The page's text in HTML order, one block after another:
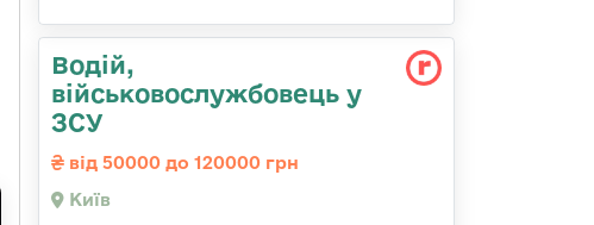
Водій,
військовослужбовець у
ЗСУ
від 50000 до 120000 грн
Київ